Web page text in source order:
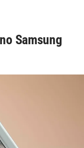
Samsung